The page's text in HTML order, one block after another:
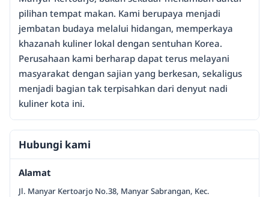
pilihan tempat makan. Kami berupaya menjadi
jembatan budaya melalui hidangan, memperkaya
khazanah kuliner lokal dengan sentuhan Korea.
Perusahaan kami berharap dapat terus melayani
masyarakat dengan sajian yang berkesan, sekaligus
menjadi bagian tak terpisahkan dari denyut nadi
kuliner kota ini.
Hubungi kami
Alamat
Jl. Manyar Kertoarjo No.38, Manyar Sabrangan, Kec.